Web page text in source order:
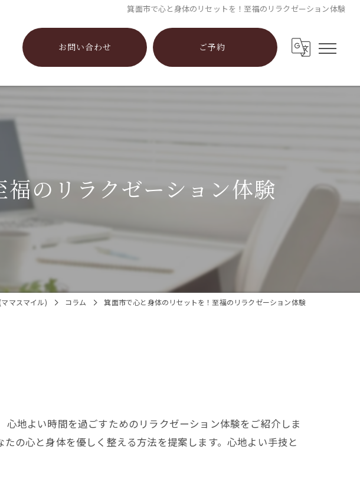
箕面市で心と身体のリセットを！至福のリラクゼーション体験
お問い合わせ ご予約
のリラクゼーション体験
マスマイル) コラム 箕面市で心と身体のリセットを！至福のリラクゼーション体験
地よい時間を過ごすためのリラクゼーション体験をご紹介しま
の心と身体を優しく整える方法を提案します。心地よい手技と